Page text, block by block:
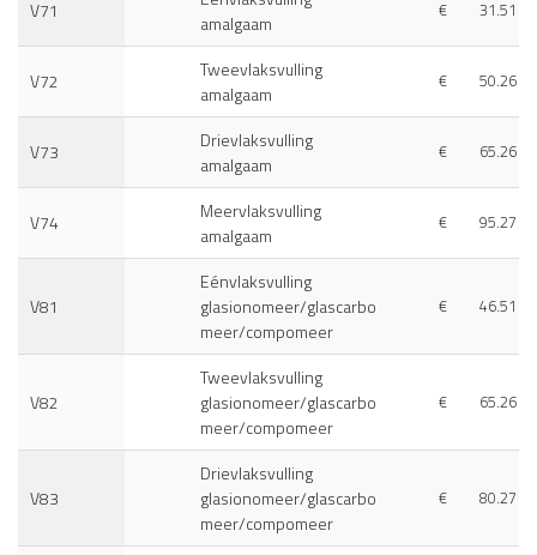
V71
amalgaam
€ 31.51
V72
Tweevlaksvulling
amalgaam
€ 50.26
V73
Drievlaksvulling
amalgaam
€ 65.26
V74
Meervlaksvulling
amalgaam
€ 95.27
V81
Eénvlaksvulling
glasionomeer/glascarbo
meer/compomeer
€ 46.51
V82
Tweevlaksvulling
glasionomeer/glascarbo
meer/compomeer
€ 65.26
V83
Drievlaksvulling
glasionomeer/glascarbo
meer/compomeer
€ 80.27